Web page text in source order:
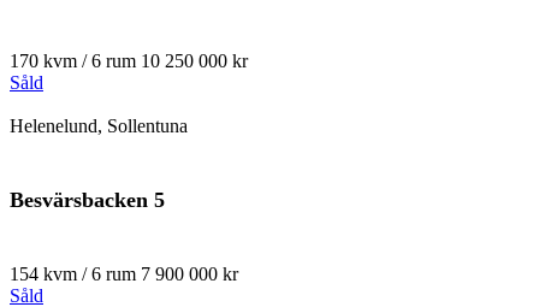
170 kvm / 6 rum 10 250 000 kr
Såld
Helenelund, Sollentuna
Besvärsbacken 5
154 kvm / 6 rum 7 900 000 kr
Såld